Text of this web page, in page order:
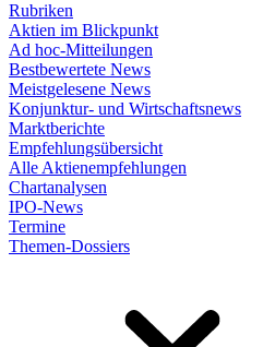
Rubriken
Aktien im Blickpunkt
Ad hoc-Mitteilungen
Bestbewertete News
Meistgelesene News
Konjunktur- und Wirtschaftsnews
Marktberichte
Empfehlungsübersicht
Alle Aktienempfehlungen
Chartanalysen
IPO-News
Termine
Themen-Dossiers